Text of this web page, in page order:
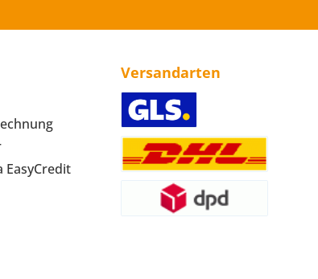
EasyCredit
Versandarten